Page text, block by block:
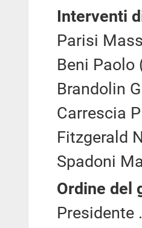
Interventi
Parisi
Beni Paolo
Brandolin
Carrescia
Fitzgerald
Spadoni
Ordine del
Presidente